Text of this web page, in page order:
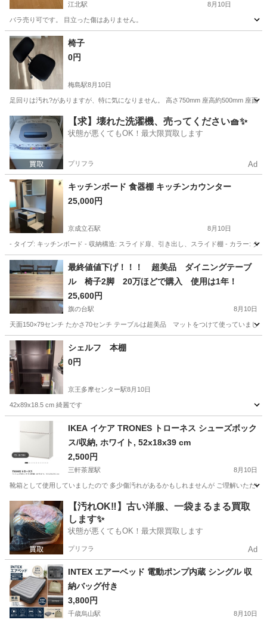
江北駅 8月10日
バラ売り可です。 目立った傷はありません。
東京 足立区 江北駅
椅子
0円
梅島駅8月10日
足回りは汚れ?がありますが、特に気になりません。 高さ750mm 座高約500mm 座面幅
東京 足立区 梅島駅 椅子
【求】壊れた洗濯機、売ってください🧺✨
状態が悪くてもOK！最大限買取します
プリフラ Ad
キッチンボード 食器棚 キッチンカウンター
25,000円
京成立石駅 8月10日
- タイプ: キッチンボード - 収納構造: スライド扉、引き出し、スライド棚 - カラー:
東京 葛飾区 京成立石駅 収納家具
最終値値下げ！！！ 超美品 ダイニングテーブ
ル 椅子2脚 20万ほどで購入 使用は1年！
25,600円
旗の台駅 8月10日
天面150×79センチ たかさ70センチ テーブルは超美品 マットをつけて使っていまし
東京 品川区 ダイニングセット
シェルフ 本棚
0円
京王多摩センター駅8月10日
42x89x18.5 cm 綺麗です
多摩市 京王多摩センター駅 収納家具
IKEA イケア TRONES トローネス シューズボック
ス/収納, ホワイト, 52x18x39 cm
2,500円
三軒茶屋駅 8月10日
靴箱として使用していましたので 多少傷汚れがあるかもしれませんが ご理解いただ
東京 世田谷区 三軒茶屋駅 収納家具 シューズボックス
【汚れOK‼️】古い洋服、一袋まるまる買取
します✨
状態が悪くてもOK！最大限買取します
プリフラ Ad
INTEX エアーベッド 電動ポンプ内蔵 シングル 収
納バッグ付き
3,800円
千歳烏山駅 8月10日